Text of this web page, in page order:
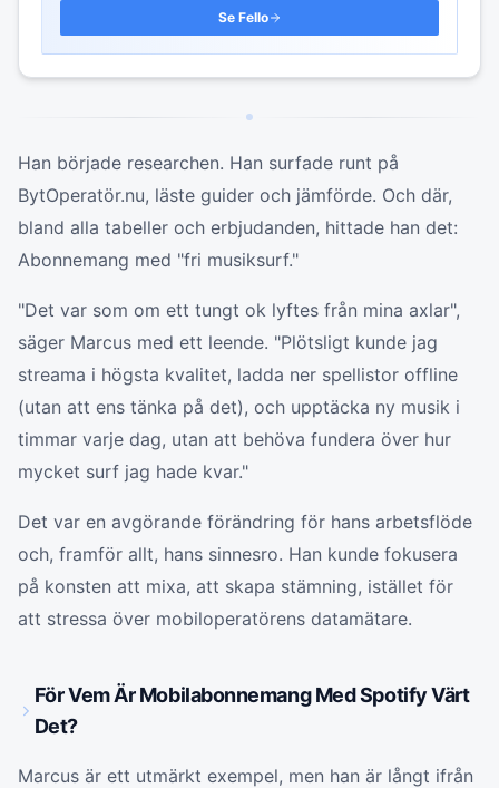
Se Fello
Han började researchen. Han surfade runt på
BytOperatör.nu, läste guider och jämförde. Och där,
bland alla tabeller och erbjudanden, hittade han det:
Abonnemang med "fri musiksurf."
"Det var som om ett tungt ok lyftes från mina axlar",
säger Marcus med ett leende. "Plötsligt kunde jag
streama i högsta kvalitet, ladda ner spellistor offline
(utan att ens tänka på det), och upptäcka ny musik i
timmar varje dag, utan att behöva fundera över hur
mycket surf jag hade kvar."
Det var en avgörande förändring för hans arbetsflöde
och, framför allt, hans sinnesro. Han kunde fokusera
på konsten att mixa, att skapa stämning, istället för
att stressa över mobiloperatörens datamätare.
För Vem Är Mobilabonnemang Med Spotify Värt
Det?
Marcus är ett utmärkt exempel, men han är långt ifrån